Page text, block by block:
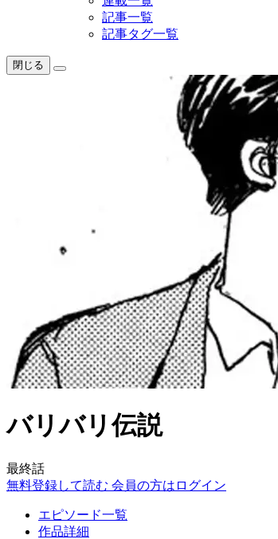
記事一覧
記事タグ一覧
閉じる
バリバリ伝説
最終話
無料登録して読む 会員の方はログイン
エピソード一覧
作品詳細